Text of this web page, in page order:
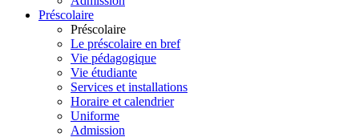
Préscolaire
Préscolaire
Le préscolaire en bref
Vie pédagogique
Vie étudiante
Services et installations
Horaire et calendrier
Uniforme
Admission